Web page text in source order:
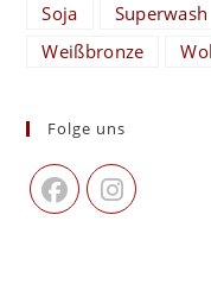
Soja
Superwash
Weißbronze
Folge uns